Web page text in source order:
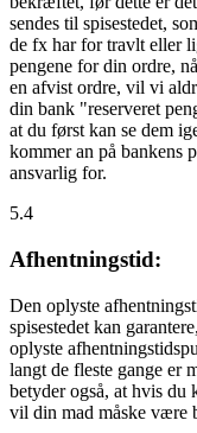
sendes til spisestedet,
de fx har for travlt eller
pengene for din ordre,
en afvist ordre, vil vi
din bank "reserveret
at du først kan se dem
kommer an på bankens
ansvarlig for.
5.4
Afhentningstid:
Den oplyste
spisestedet kan
oplyste
langt de fleste gange er
betyder også, at hvis du
vil din mad måske være